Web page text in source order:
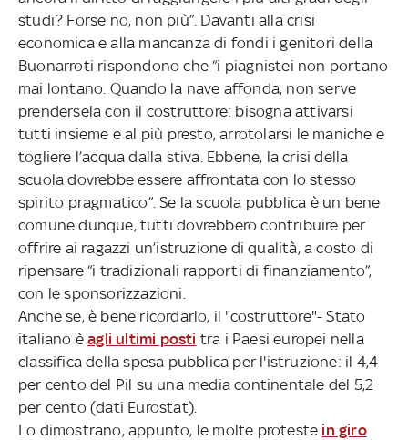
studi? Forse no, non più”. Davanti alla crisi
economica e alla mancanza di fondi i genitori della
Buonarroti rispondono che “i piagnistei non portano
mai lontano. Quando la nave affonda, non serve
prendersela con il costruttore: bisogna attivarsi
tutti insieme e al più presto, arrotolarsi le maniche e
togliere l’acqua dalla stiva. Ebbene, la crisi della
scuola dovrebbe essere affrontata con lo stesso
spirito pragmatico”. Se la scuola pubblica è un bene
comune dunque, tutti dovrebbero contribuire per
offrire ai ragazzi un’istruzione di qualità, a costo di
ripensare “i tradizionali rapporti di finanziamento”,
con le sponsorizzazioni.
Anche se, è bene ricordarlo, il "costruttore"- Stato
italiano èagli ultimi posti tra i Paesi europei nella
classifica della spesa pubblica per l'istruzione: il 4,4
per cento del Pil su una media continentale del 5,2
per cento (dati Eurostat).
Lo dimostrano, appunto, le molte proteste in giro